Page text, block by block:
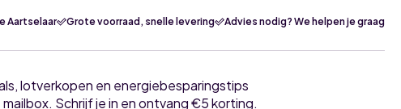
Aartselaar Grote voorraad, snelle levering Advies nodig? We helpen je graag
lotverkopen en energiebesparingstips
Schrijf je in en ontvang €5 korting.